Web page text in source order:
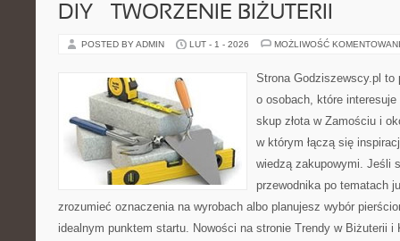
DIY – TWORZENIE BIŻUTERII
POSTED BY ADMIN LUT - 1 - 2026 MOŻLIWOŚĆ
Strona Godziszewscy.pl to
o osobach, które
skup złota w Zamościu i
w którym łączą się
wiedzą zakupowymi. Jeśli
przewodnika po tematach
zrozumieć oznaczenia na wyrobach albo planujesz wybór
idealnym punktem startu. Nowości na stronie Trendy w Biżuterii i